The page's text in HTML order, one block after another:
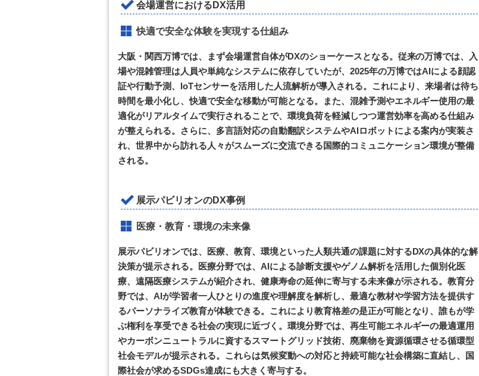
会場運営におけるDX活用
快適で安全な体験を実現する仕組み
大阪・関西万博では、まず会場運営自体がDXのショーケースとなる。従来の万博では、入
場や混雑管理は人員や単純なシステムに依存していたが、2025年の万博ではAIによる顔認
証や行動予測、IoTセンサーを活用した人流解析が導入される。これにより、来場者は待ち
時間を最小化し、快適で安全な移動が可能となる。また、混雑予測やエネルギー使用の最
適化がリアルタイムで実行されることで、環境負荷を軽減しつつ運営効率を高める仕組み
が整えられる。さらに、多言語対応の自動翻訳システムやAIロボットによる案内が実装さ
れ、世界中から訪れる人々がスムーズに交流できる国際的コミュニケーション環境が整備
される。
展示パビリオンのDX事例
医療・教育・環境の未来像
展示パビリオンでは、医療、教育、環境といった人類共通の課題に対するDXの具体的な解
決策が提示される。医療分野では、AIによる診断支援やゲノム解析を活用した個別化医
療、遠隔医療システムが紹介され、健康寿命の延伸に寄与する未来像が示される。教育分
野では、AIが学習者一人ひとりの進度や理解度を解析し、最適な教材や学習方法を提供す
るパーソナライズ教育が体験できる。これにより教育格差の是正が可能となり、誰もが学
ぶ権利を享受できる社会の実現に近づく。環境分野では、再生可能エネルギーの最適運用
やカーボンニュートラルに資するスマートグリッド技術、廃棄物を資源循環させる循環型
社会モデルが提示される。これらは気候変動への対応と持続可能な社会構築に直結し、国
際社会が求めるSDGs達成にも大きく寄与する。